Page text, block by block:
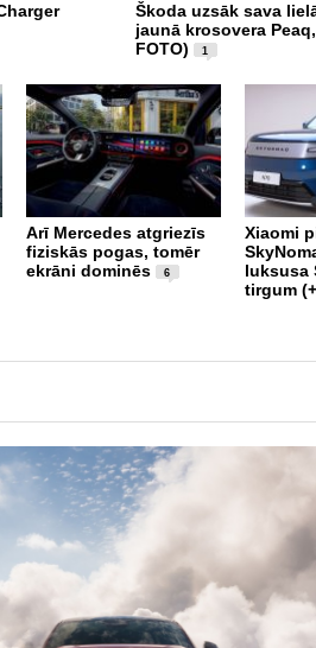
Škoda uzsāk sava
jaunā krosovera
FOTO)
1
Arī Mercedes atgriezīs
fiziskās pogas, tomēr
ekrāni dominēs
6
Xiaomi
luksusa
tirgum